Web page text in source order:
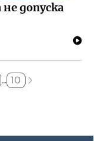
допуска
... 10